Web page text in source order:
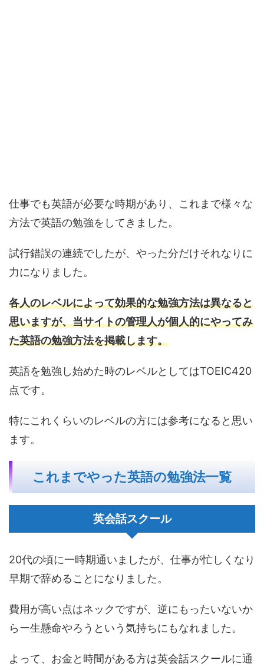
仕事でも英語が必要な時期があり、これまで様々な
方法で英語の勉強をしてきました。
試行錯誤の連続でしたが、やった分だけそれなりに
力になりました。
各人のレベルによって効果的な勉強方法は異なると
思いますが、当サイトの管理人が個人的にやってみ
た英語の勉強方法を掲載します。
英語を勉強し始めた時のレベルとしてはTOEIC420
点です。
特にこれくらいのレベルの方には参考になると思い
ます。
これまでやった英語の勉強法一覧
英会話スクール
20代の頃に一時期通いましたが、仕事が忙しくなり
早期で辞めることになりました。
費用が高い点はネックですが、逆にもったいないか
らー生懸命やろうという気持ちにもなれました。
よって、お金と時間がある方は英会話スクールに通